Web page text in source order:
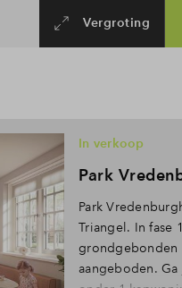
Vergroting
Park
In verkoop
Park
Triangel. In fase
grondgebonden
aangeboden.